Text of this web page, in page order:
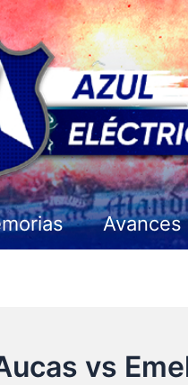
Avances
vs